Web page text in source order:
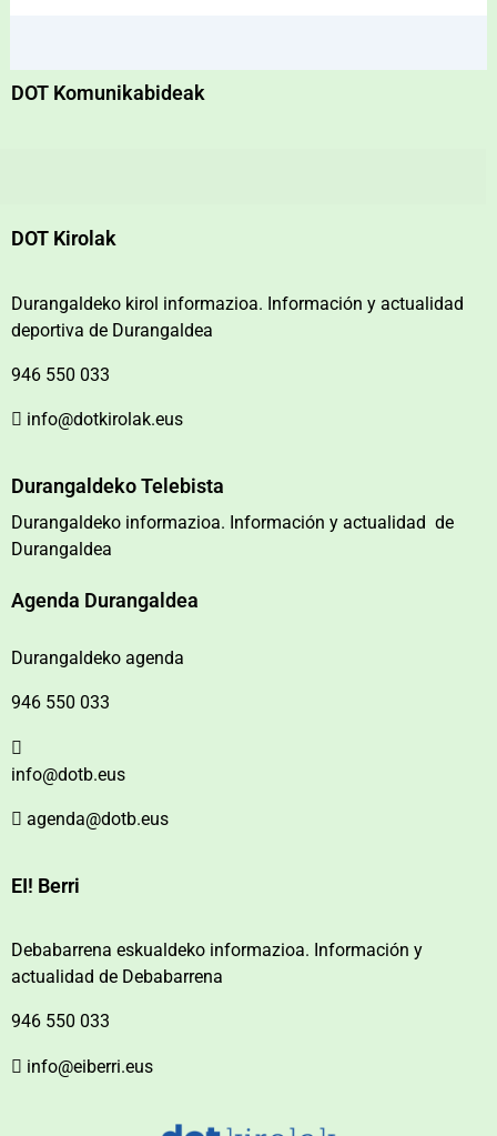
DOT Komunikabideak
DOT Kirolak
Durangaldeko kirol informazioa. Información y actualidad
deportiva de Durangaldea
946 550 033
info@dotkirolak.eus
Durangaldeko Telebista
Durangaldeko informazioa. Información y actualidad de
Durangaldea
Agenda Durangaldea
Durangaldeko agenda
946 550 033
info@dotb.eus
agenda@dotb.eus
EI! Berri
Debabarrena eskualdeko informazioa. Información y
actualidad de Debabarrena
946 550 033
info@eiberri.eus